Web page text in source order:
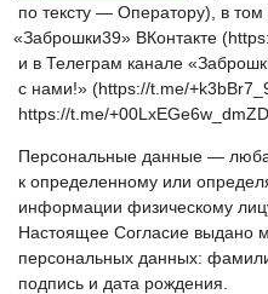
по тексту — Оператору), в
«Заброшки39» ВКонтакте (https
и в Телеграм канале
с нами!» (https://t.me/
https://t.me/
Персональные данные —
к определенному или
информации физическому
Настоящее Согласие выдано
персональных данных:
подпись и дата рождения.